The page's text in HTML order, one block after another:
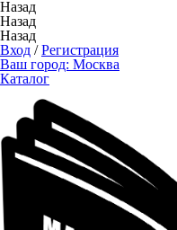
Назад
Назад
Назад
Вход /Регистрация
Ваш город: Москва
Каталог